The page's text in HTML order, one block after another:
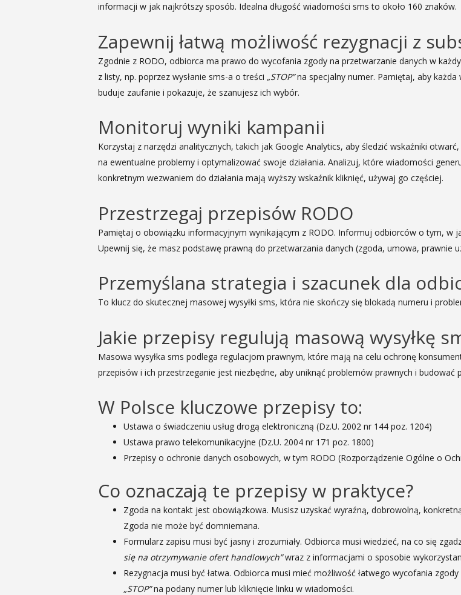
informacji w jak najkrótszy sposób. Idealna długość wiadomości sms to około 160 znaków.
Zapewnij łatwą możliwość rezygnacji z
Zgodnie z RODO, odbiorca ma prawo do wycofania zgody na przetwarzanie danych w
z listy, np. poprzez wysłanie sms-a o treści „STOP”na specjalny numer. Pamiętaj, aby
buduje zaufanie i pokazuje, że szanujesz ich wybór.
Monitoruj wyniki kampanii
Korzystaj z narzędzi analitycznych, takich jak Google Analytics, aby śledzić wskaźniki
na ewentualne problemy i optymalizować swoje działania. Analizuj, które wiadomości
konkretnym wezwaniem do działania mają wyższy wskaźnik kliknięć, używaj go częściej.
Przestrzegaj przepisów RODO
Pamiętaj o obowiązku informacyjnym wynikającym z RODO. Informuj odbiorców o tym, w
Upewnij się, że masz podstawę prawną do przetwarzania danych (zgoda, umowa, prawnie
Przemyślana strategia i szacunek dla
To klucz do skutecznej masowej wysyłki sms, która nie skończy się blokadą numeru i
Jakie przepisy regulują masową wysyłkę
Masowa wysyłka sms podlega regulacjom prawnym, które mają na celu ochronę
przepisów i ich przestrzeganie jest niezbędne, aby uniknąć problemów prawnych i budować
W Polsce kluczowe przepisy to:
Ustawa o świadczeniu usług drogą elektroniczną (Dz.U. 2002 nr 144 poz. 1204)
Ustawa prawo telekomunikacyjne (Dz.U. 2004 nr 171 poz. 1800)
Przepisy o ochronie danych osobowych, w tym RODO (Rozporządzenie Ogólne o
Co oznaczają te przepisy w praktyce?
Zgoda na kontakt jest obowiązkowa. Musisz uzyskać wyraźną, dobrowolną,
Zgoda nie może być domniemana.
Formularz zapisu musi być jasny i zrozumiały. Odbiorca musi wiedzieć, na co się
się na otrzymywanie ofert handlowych”wraz z informacjami o sposobie
Rezygnacja musi być łatwa. Odbiorca musi mieć możliwość łatwego wycofania
„STOP”na podany numer lub kliknięcie linku w wiadomości.